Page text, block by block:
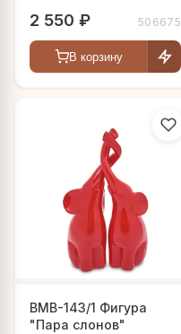
2 550 ₽ 506675
В корзину
BMB-143/1 Фигура
"Пара слонов"